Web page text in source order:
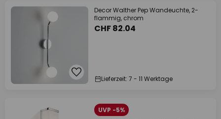
Decor Walther Pep Wandeuchte, 2-
flammig, chrom
CHF 82.04
Lieferzeit: 7 - 11 Werktage
UVP -5%